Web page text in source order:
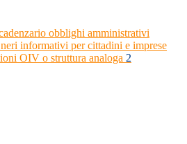
obblighi amministrativi
informativi per cittadini e imprese
OIV o struttura analoga 2